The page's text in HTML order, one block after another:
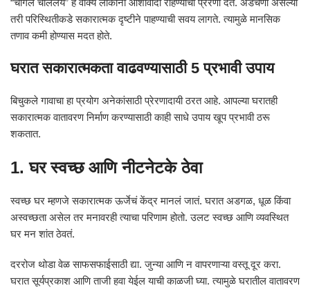
“चांगलं चाललंय” हे वाक्य लोकांना आशावादी राहण्याची प्रेरणा देतं. अडचणी असल्या
तरी परिस्थितीकडे सकारात्मक दृष्टीने पाहण्याची सवय लागते. त्यामुळे मानसिक
तणाव कमी होण्यास मदत होते.
घरात सकारात्मकता वाढवण्यासाठी 5 प्रभावी उपाय
बिचुकले गावाचा हा प्रयोग अनेकांसाठी प्रेरणादायी ठरत आहे. आपल्या घरातही
सकारात्मक वातावरण निर्माण करण्यासाठी काही साधे उपाय खूप प्रभावी ठरू
शकतात.
1. घर स्वच्छ आणि नीटनेटके ठेवा
स्वच्छ घर म्हणजे सकारात्मक ऊर्जेचं केंद्र मानलं जातं. घरात अडगळ, धूळ किंवा
अस्वच्छता असेल तर मनावरही त्याचा परिणाम होतो. उलट स्वच्छ आणि व्यवस्थित
घर मन शांत ठेवतं.
दररोज थोडा वेळ साफसफाईसाठी द्या. जुन्या आणि न वापरणाऱ्या वस्तू दूर करा.
घरात सूर्यप्रकाश आणि ताजी हवा येईल याची काळजी घ्या. त्यामुळे घरातील वातावरण